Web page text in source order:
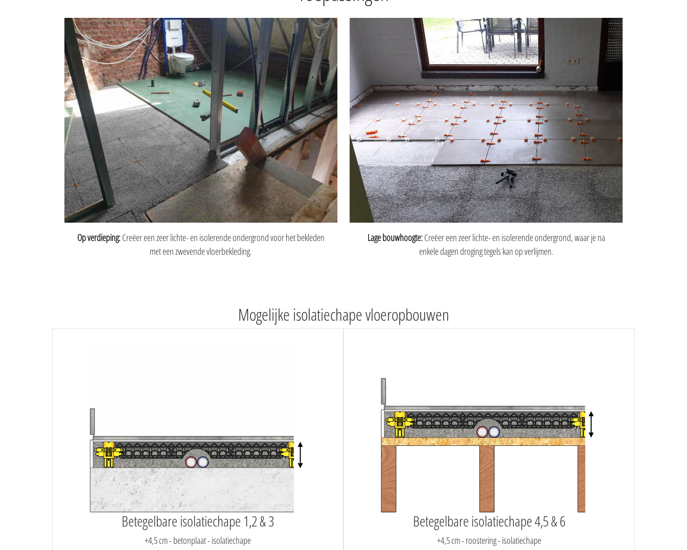
Op verdieping:Creëer een zeer lichte- en isolerende ondergrond voor het bekleden
met een zwevende vloerbekleding.
Lage bouwhoogte:Creëer een zeer lichte- en isolerende ondergrond, waar je na
enkele dagen droging tegels kan op verlijmen.
Mogelijke isolatiechape vloeropbouwen
Betegelbare isolatiechape 1,2 & 3
+4,5 cm - betonplaat - isolatiechape
Betegelbare isolatiechape 4,5 & 6
+4,5 cm - roostering - isolatiechape